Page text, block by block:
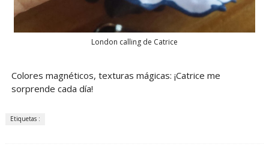
London calling de Catrice
Colores magnéticos, texturas mágicas: ¡Catrice me
sorprende cada día!
Etiquetas :